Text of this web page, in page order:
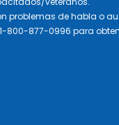
problemas de habla o
800-877-0996 para